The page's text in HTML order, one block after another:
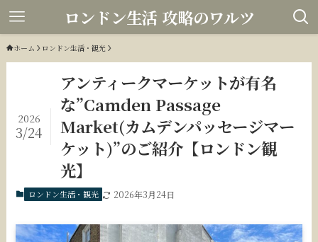
ロンドン生活 攻略のワルツ
ホーム ロンドン生活・観光
アンティークマーケットが有名
な”Camden Passage
Market(カムデンパッセージマー
ケット)”のご紹介【ロンドン観
光】
2026
3/24
ロンドン生活・観光 2026年3月24日